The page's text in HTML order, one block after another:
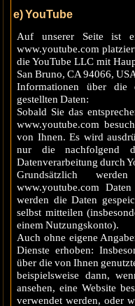
e) YouTube
Auf unserer Seite ist
www.youtube.com
die YouTube LLC mit
San Bruno, CA 94066,
Informationen über die
gestellten Daten:
Sobald Sie das
www.youtube.com
von Ihnen. Es wird
nur die nachfolgend
Datenverarbeitung durch
Grundsätzlich
www.youtube.com
werden die Daten
selbst mitteilen
einem Nutzungskonto).
Auch ohne eigene
Dienste erhoben:
über die von Ihnen
beispielsweise dann,
ansehen, eine Website
verwendet werden, oder